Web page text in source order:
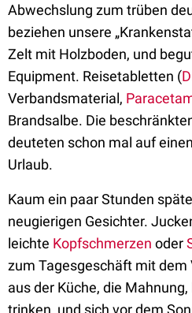
Abwechslung zum trüben
beziehen unsere
Zelt mit Holzboden, und
Equipment. Reisetabletten (
Verbandsmaterial,
Brandsalbe. Die
deuteten schon mal auf
Urlaub.
Kaum ein paar Stunden
neugierigen Gesichter.
leichte Kopfschmerzen oder
zum Tagesgeschäft mit dem
aus der Küche, die
trinken, und sich vor dem